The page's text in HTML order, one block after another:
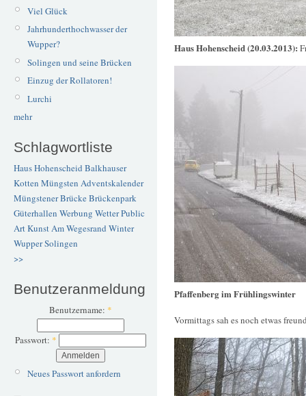
Viel Glück
Jahrhunderthochwasser der
Wupper?
Solingen und seine Brücken
Einzug der Rollatoren!
Lurchi
mehr
Schlagwortliste
Haus Hohenscheid Balkhauser
Kotten Müngsten Adventskalender
Müngstener BrückeBrückenpark
Güterhallen Werbung WetterPublic
ArtKunstAm Wegesrand Winter
WupperSolingen
>>
Benutzeranmeldung
Benutzername: *
Passwort: *
Neues Passwort anfordern
Haus Hohenscheid (20.03.2013):
Pfaffenberg im Frühlingswinter
Vormittags sah es noch etwas